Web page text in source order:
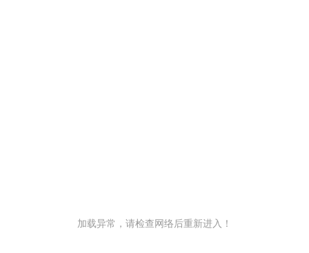
加载异常，请检查网络后重新进入！